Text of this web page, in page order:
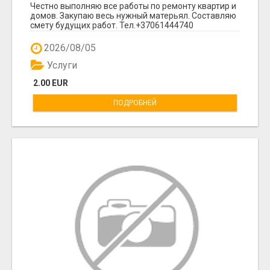
Честно выполняю все работы по ремонту квартир и
домов. Закупаю весь нужный матерьял. Составляю
смету будущих работ. Тел.+37061444740
2026/08/05
2.00 EUR
Услуги
ПОДРОБНЕЙ